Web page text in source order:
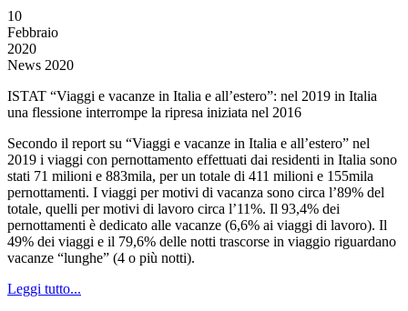
10
Febbraio
2020
News 2020
ISTAT “Viaggi e vacanze in Italia e all’estero”: nel 2019 in Italia
una flessione interrompe la ripresa iniziata nel 2016
Secondo il report su “Viaggi e vacanze in Italia e all’estero” nel
2019 i viaggi con pernottamento effettuati dai residenti in Italia sono
stati 71 milioni e 883mila, per un totale di 411 milioni e 155mila
pernottamenti. I viaggi per motivi di vacanza sono circa l’89% del
totale, quelli per motivi di lavoro circa l’11%. Il 93,4% dei
pernottamenti è dedicato alle vacanze (6,6% ai viaggi di lavoro). Il
49% dei viaggi e il 79,6% delle notti trascorse in viaggio riguardano
vacanze “lunghe” (4 o più notti).
Leggi tutto...